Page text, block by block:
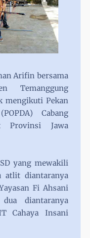
Arifin bersama
Temanggung
mengikuti Pekan
Cabang
Provinsi Jawa
yang mewakili
atlit diantaranya
Fi Ahsani
diantaranya
Cahaya Insani